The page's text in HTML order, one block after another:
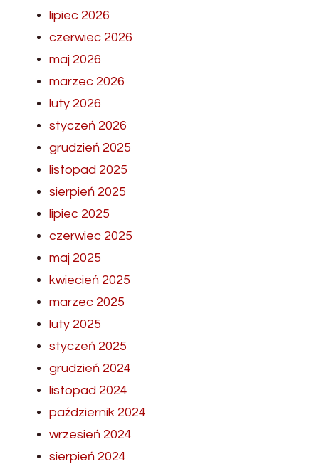
lipiec 2026
czerwiec 2026
maj 2026
marzec 2026
luty 2026
styczeń 2026
grudzień 2025
listopad 2025
sierpień 2025
lipiec 2025
czerwiec 2025
maj 2025
kwiecień 2025
marzec 2025
luty 2025
styczeń 2025
grudzień 2024
listopad 2024
październik 2024
wrzesień 2024
sierpień 2024